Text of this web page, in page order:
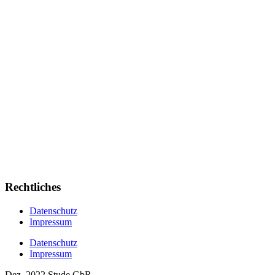
Rechtliches
Datenschutz
Impressum
Datenschutz
Impressum